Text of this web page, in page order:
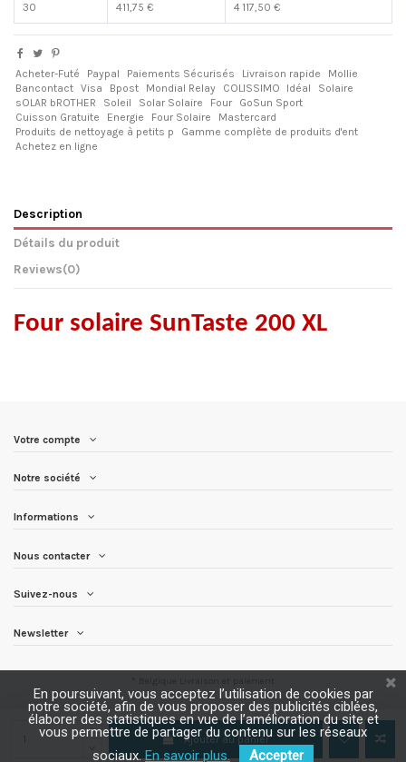
Ajouter au panier
30 411,75 € 4 117,50 €
Acheter-Futé Paypal Paiements Sécurisés Livraison rapide
Mollie
Bancontact Visa Bpost Mondial Relay COLISSIMO Idéal
Solaire
sOLAR bROTHER
Soleil Solar Solaire Four
GoSun Sport
Cuisson Gratuite
Energie Four Solaire
Mastercard
Produits de nettoyage à petits p
Gamme complète de produits d'ent
Achetez en ligne
Description
Détails du produit
Reviews(0)
Four solaire SunTaste 200 XL
Votre compte
Notre société
Informations
Nous contacter
Suivez-nous
Newsletter
En poursuivant, vous acceptez l’utilisation de cookies par
notre société, afin de vous proposer des publicités ciblées,
élaborer des statistiques en vue de l’amélioration du site et
vous permettre de partager du contenu sur les réseaux
sociaux.En savoir plus. Accepter